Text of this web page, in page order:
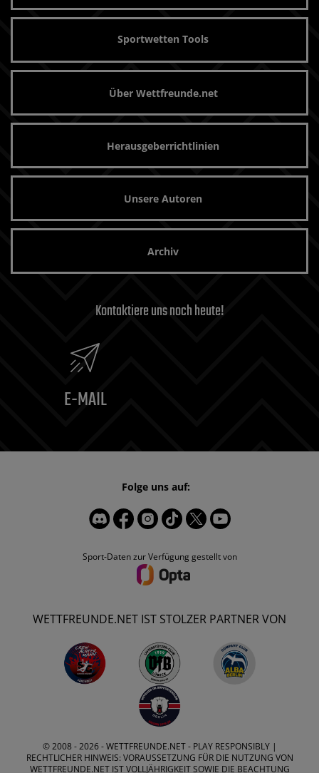
Sportwetten Tools
Über Wettfreunde.net
Herausgeberrichtlinien
Unsere Autoren
Archiv
Kontaktiere uns noch heute!
E-MAIL
Sport-Daten zur Verfügung gestellt von
Folge uns auf:
WETTFREUNDE.NET IST STOLZER PARTNER VON
© 2008 - 2026 -WETTFREUNDE.NET- PLAY RESPONSIBLY |
RECHTLICHER HINWEIS: VORAUSSETZUNG FÜR DIE NUTZUNG VON
WETTFREUNDE.NET IST VOLLJÄHRIGKEIT SOWIE DIE BEACHTUNG